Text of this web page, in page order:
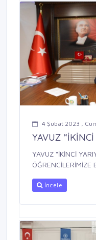
4 Şubat 2023 ,
YAVUZ “İKİNCİ
YAVUZ “İKİNCİ
ÖĞRENCİLERİMİZE
İncele